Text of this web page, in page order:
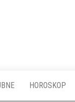
HOROSKOP